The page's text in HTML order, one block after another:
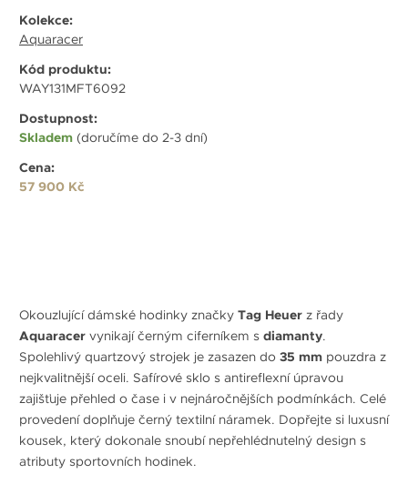
Kolekce:
Aquaracer
Kód produktu:
WAY131MFT6092
Dostupnost:
Skladem (doručíme do 2-3 dní)
Cena:
57 900 Kč
Okouzlující dámské hodinky značky Tag Heuer z řady
Aquaracer vynikají černým ciferníkem s diamanty.
Spolehlivý quartzový strojek je zasazen do 35 mm pouzdra z
nejkvalitnější oceli. Safírové sklo s antireflexní úpravou
zajišťuje přehled o čase i v nejnáročnějších podmínkách. Celé
provedení doplňuje černý textilní náramek. Dopřejte si luxusní
kousek, který dokonale snoubí nepřehlédnutelný design s
atributy sportovních hodinek.